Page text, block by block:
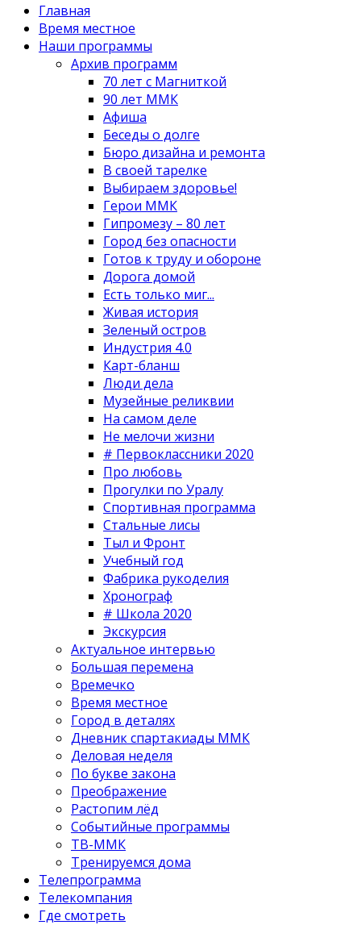
Главная
Время местное
Наши программы
Архив программ
70 лет с Магниткой
90 лет ММК
Афиша
Беседы о долге
Бюро дизайна и ремонта
В своей тарелке
Выбираем здоровье!
Герои ММК
Гипромезу – 80 лет
Город без опасности
Готов к труду и обороне
Дорога домой
Есть только миг...
Живая история
Зеленый остров
Индустрия 4.0
Карт-бланш
Люди дела
Музейные реликвии
На самом деле
Не мелочи жизни
# Первоклассники 2020
Про любовь
Прогулки по Уралу
Спортивная программа
Стальные лисы
Тыл и Фронт
Учебный год
Фабрика рукоделия
Хронограф
# Школа 2020
Экскурсия
Актуальное интервью
Большая перемена
Времечко
Время местное
Город в деталях
Дневник спартакиады ММК
Деловая неделя
По букве закона
Преображение
Растопим лёд
Событийные программы
ТВ-ММК
Тренируемся дома
Телепрограмма
Телекомпания
Где смотреть